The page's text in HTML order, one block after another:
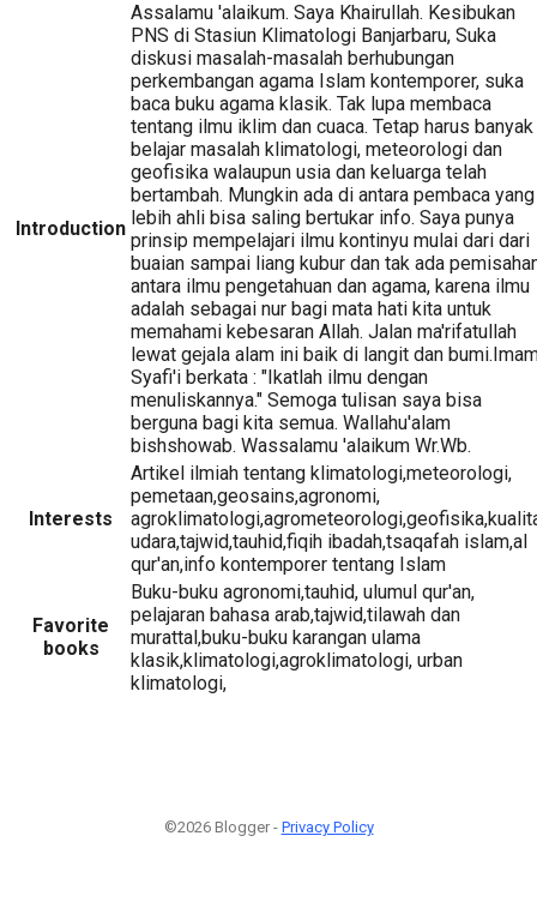
Introduction
Assalamu 'alaikum. Saya Khairullah. Kesibukan
PNS di Stasiun Klimatologi Banjarbaru, Suka
diskusi masalah-masalah berhubungan
perkembangan agama Islam kontemporer, suka
baca buku agama klasik. Tak lupa membaca
tentang ilmu iklim dan cuaca. Tetap harus banyak
belajar masalah klimatologi, meteorologi dan
geofisika walaupun usia dan keluarga telah
bertambah. Mungkin ada di antara pembaca yang
lebih ahli bisa saling bertukar info. Saya punya
prinsip mempelajari ilmu kontinyu mulai dari dari
buaian sampai liang kubur dan tak ada
antara ilmu pengetahuan dan agama, karena ilmu
adalah sebagai nur bagi mata hati kita untuk
memahami kebesaran Allah. Jalan ma'rifatullah
lewat gejala alam ini baik di langit dan
Syafi'i berkata : "Ikatlah ilmu dengan
menuliskannya." Semoga tulisan saya bisa
berguna bagi kita semua. Wallahu'alam
bishshowab. Wassalamu 'alaikum Wr.Wb.
Interests
Artikel ilmiah tentang klimatologi,meteorologi,
pemetaan,geosains,agronomi,
udara,tajwid,tauhid,fiqih ibadah,tsaqafah islam,al
qur'an,info kontemporer tentang Islam
Favorite
books
Buku-buku agronomi,tauhid, ulumul qur'an,
pelajaran bahasa arab,tajwid,tilawah dan
murattal,buku-buku karangan ulama
klasik,klimatologi,agroklimatologi, urban
klimatologi,
©2026 Blogger - Privacy Policy